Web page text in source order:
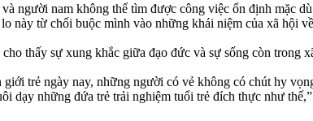
người nam không thể tìm được công việc ổn định mặc
này từ chối buộc mình vào những khái niệm của xã hội
thấy sự xung khắc giữa đạo đức và sự sống còn trong
trẻ ngày nay, những người có vẻ không có chút hy
dạy những đứa trẻ trải nghiệm tuổi trẻ đích thực như